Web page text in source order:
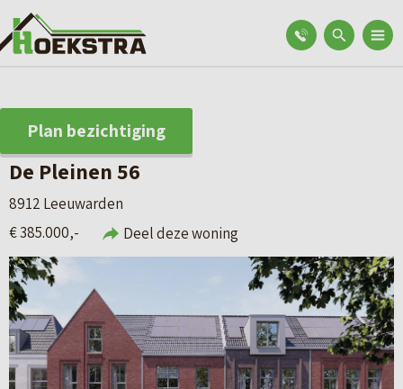
Plan bezichtiging
De Pleinen 56
8912 Leeuwarden
€ 385.000,-
Deel deze woning